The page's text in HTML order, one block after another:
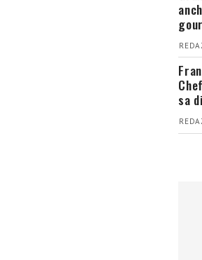
sa